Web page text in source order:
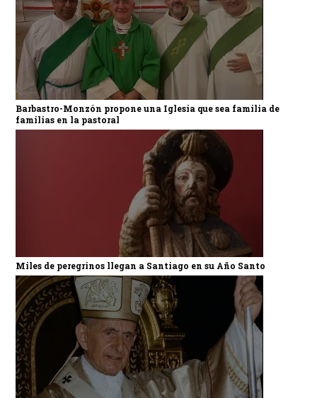
Barbastro-Monzón propone una Iglesia que sea familia de
familias en la pastoral
Miles de peregrinos llegan a Santiago en su Año Santo